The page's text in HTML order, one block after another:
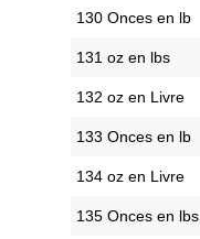
130 Onces en lb
131 oz en lbs
132 oz en Livre
133 Onces en lb
134 oz en Livre
135 Onces en lbs